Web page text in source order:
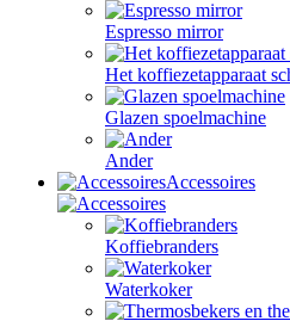
Espresso mirror
Het koffiezetapparaat
Glazen spoelmachine
Ander
Accessoires
Koffiebranders
Waterkoker